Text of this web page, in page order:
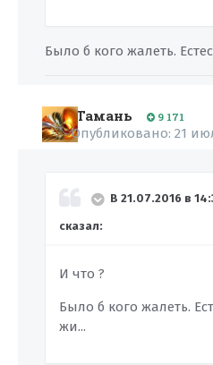
Было б кого жалеть.
Тамань 9 171
Опубликовано: 21
В 21.07.2016 в
сказал:
И что ?
Было б кого жалеть.
жи...